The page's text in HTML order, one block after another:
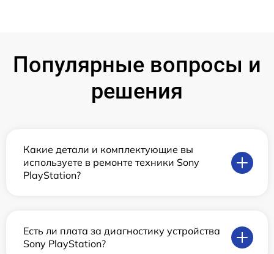
Популярные вопросы и
решения
Какие детали и комплектующие вы
используете в ремонте техники Sony
PlayStation?
Есть ли плата за диагностику устройства
Sony PlayStation?